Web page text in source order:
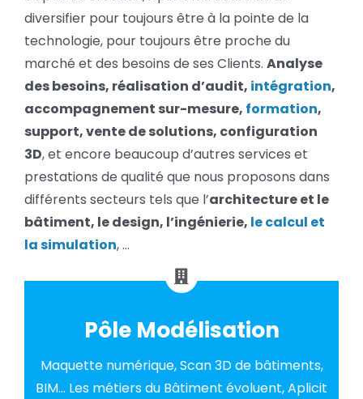
diversifier pour toujours être à la pointe de la
technologie, pour toujours être proche du
marché et des besoins de ses Clients. Analyse
des besoins, réalisation d’audit, intégration,
accompagnement sur-mesure, formation,
support, vente de solutions, configuration
3D, et encore beaucoup d’autres services et
prestations de qualité que nous proposons dans
différents secteurs tels que l’architecture et le
bâtiment, le design, l’ingénierie, le calcul et
la simulation, …
Pôle Modélisation
Maquette numérique, Scan 3D de bâtiments,
BIM... Les métiers du Bâtiment évoluent, Aplicit